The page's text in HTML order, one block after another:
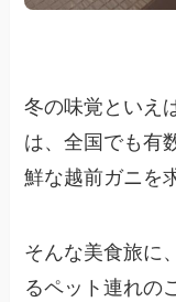
冬の味覚といえ
は、全国でも有
鮮な越前ガニを
そんな美食旅に
るペット連れの